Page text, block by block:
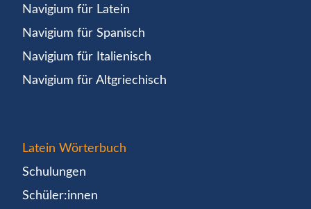
Navigium für Latein
Navigium für Spanisch
Navigium für Italienisch
Navigium für Altgriechisch
Latein Wörterbuch
Schulungen
Schüler:innen